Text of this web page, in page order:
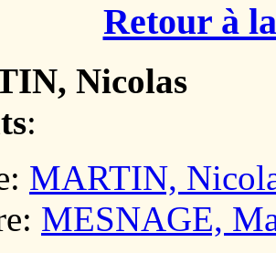
Retour à
Nicolas
:
MARTIN,
MESNAGE,